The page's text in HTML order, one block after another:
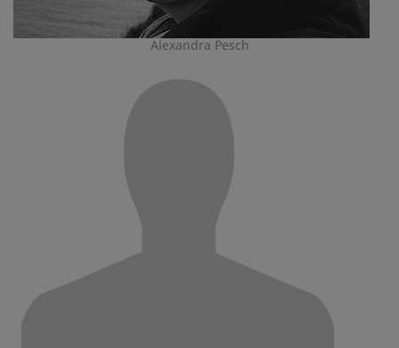
Alexandra Pesch